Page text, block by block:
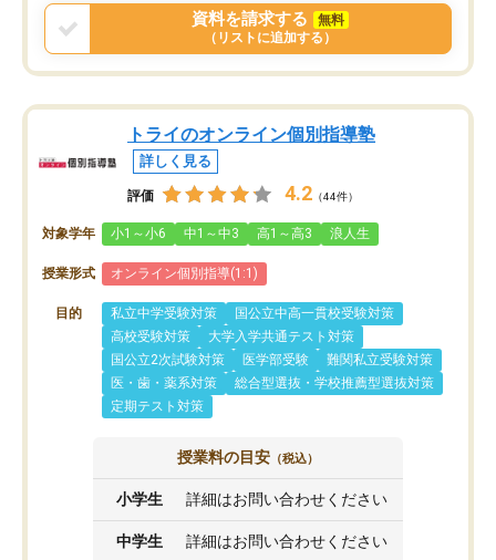
戻せ、授業内容や講師の方は良かった
と思います。
資料を請求する
無料
（リストに追加する）
トライのオンライン個別指導塾
詳しく見る
評価 4.2 （44件）
対象学年 小1～小6 中1～中3 高1～高3 浪人生
授業形式 オンライン個別指導(1:1)
目的 私立中学受験対策
国公立中高一貫校受験対策
高校受験対策
大学入学共通テスト対策
国公立2次試験対策
医学部受験
難関私立受験対策
医・歯・薬系対策
総合型選抜・学校推薦型選抜対策
定期テスト対策
授業料の目安 （税込）
小学生 詳細はお問い合わせください
中学生 詳細はお問い合わせください